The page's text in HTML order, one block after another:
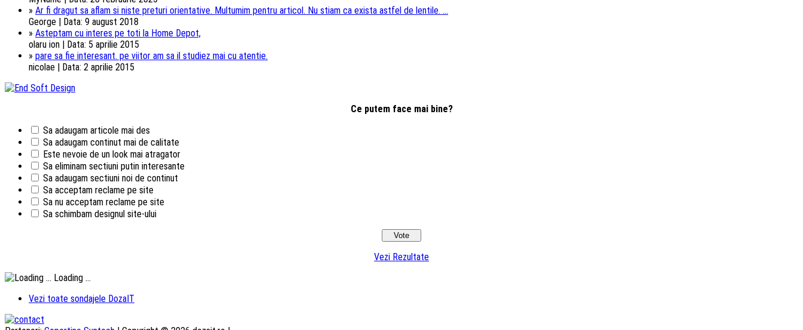
» Ar fi dragut sa aflam si niste preturi orientative. Multumim pentru articol. Nu stiam ca exista astfel de lentile. ...
George | Data: 9 august 2018
» Asteptam cu interes pe toti la Home Depot,
olaru ion | Data: 5 aprilie 2015
» pare sa fie interesant. pe viitor am sa il studiez mai cu atentie.
nicolae | Data: 2 aprilie 2015
Ce putem face mai bine?
Sa adaugam articole mai des
Sa adaugam continut mai de calitate
Este nevoie de un look mai atragator
Sa eliminam sectiuni putin interesante
Sa adaugam sectiuni noi de continut
Sa acceptam reclame pe site
Sa nu acceptam reclame pe site
Sa schimbam designul site-ului
Vezi Rezultate
Loading ...
Vezi toate sondajele DozaIT